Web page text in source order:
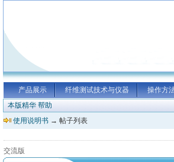
产品展示 纤维测试技术与仪器 操作方
本版精华 帮助
使用说明书 → 帖子列表
交流版